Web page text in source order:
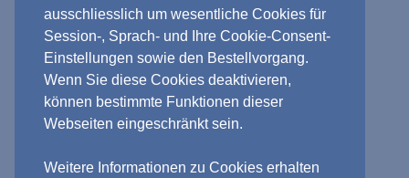
ausschliesslich um wesentliche Cookies für
Session-, Sprach- und Ihre Cookie-Consent-
Einstellungen sowie den Bestellvorgang.
Wenn Sie diese Cookies deaktivieren,
können bestimmte Funktionen dieser
Webseiten eingeschränkt sein.
Weitere Informationen zu Cookies erhalten
*** Verkauf und Versand nur innerhalb
Deutschlands, EU und Schweiz ***
CNC-Converting GmbH · Ringstr. 1 ·
34270 Schauenburg · T. +49 (0) 162-
6101504 ·info@cnc-converting.de